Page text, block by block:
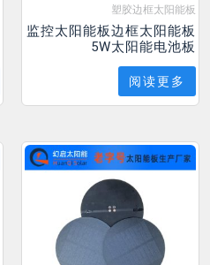
塑胶边框太阳能板
监控太阳能板边框太阳能板
5W太阳能电池板
阅读更多